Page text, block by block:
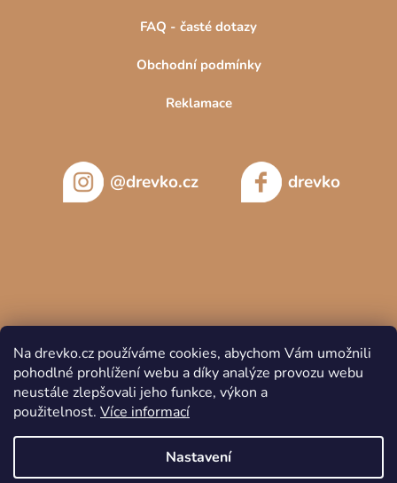
Na drevko.cz používáme cookies, abychom Vám umožnili
pohodlné prohlížení webu a díky analýze provozu webu
neustále zlepšovali jeho funkce, výkon a
použitelnost. Více informací
Nastavení
FAQ - časté dotazy
Obchodní podmínky
Reklamace
@drevko.cz drevko